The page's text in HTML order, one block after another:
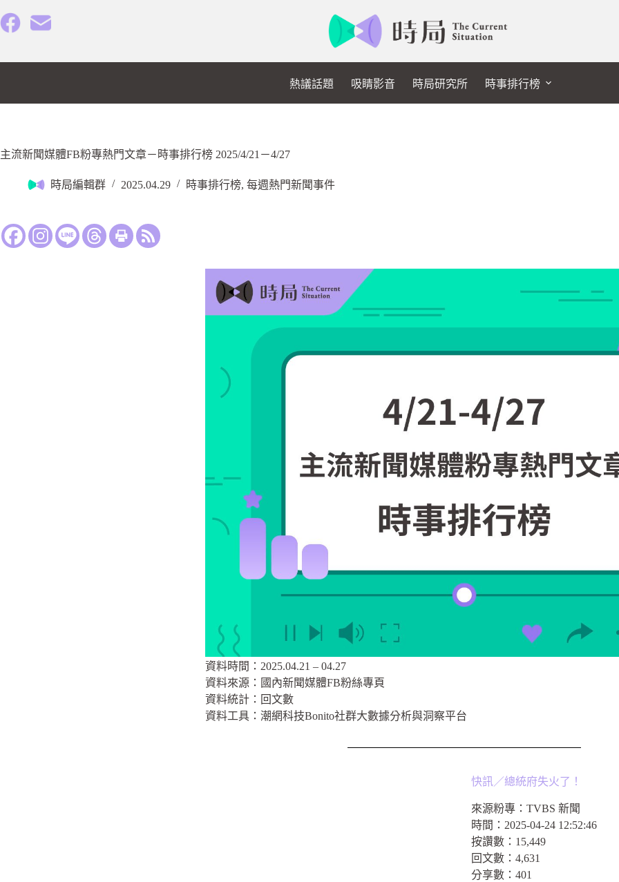
熱議話題 吸睛影音 時局研究所 時事排行榜
主流新聞媒體FB粉專熱門文章－時事排行榜 2025/4/21－4/27
時局編輯群 2025.04.29 時事排行榜, 每週熱門新聞事件
資料時間：2025.04.21 – 04.27
資料來源：國內新聞媒體FB粉絲專頁
資料統計：回文數
資料工具：潮網科技Bonito社群大數據分析與洞察平台
快訊／總統府失火了！
來源粉專： TVBS 新聞
時間： 2025-04-24 12:52:46
按讚數： 15,449
回文數： 4,631
分享數： 401